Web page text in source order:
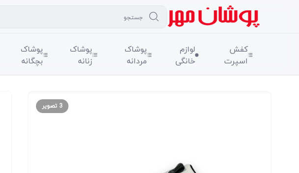
کفش
اسپرت
لوازم
خانگی
پوشاک
مردانه
پوشاک
زنانه
پوشاک
بچگانه
3 تصویر